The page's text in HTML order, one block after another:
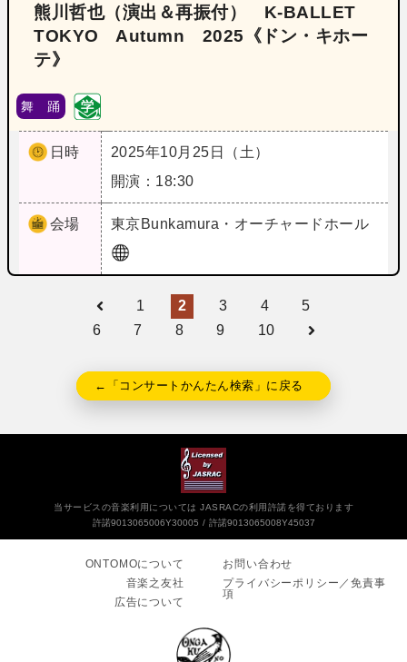
熊川哲也（演出＆再振付） K-BALLET
TOKYO Autumn 2025《ドン・キホー
テ》
舞 踊
日時
2025年10月25日（土）
開演：18:30
会場 東京Bunkamura・オーチャードホール
1 2 3 4
5
6
7 8 9 10
←「コンサートかんたん検索」に戻る
当サービスの音楽利用については JASRACの利用許諾を得ております
許諾9013065006Y30005
許諾9013065008Y45037
ONTOMOについて
音楽之友社
広告について
お問い合わせ
プライバシーポリシー／免責事
項